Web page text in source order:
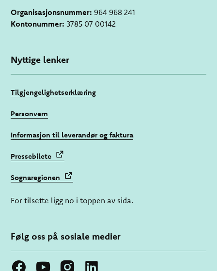
Organisasjonsnummer: 964 968 241
Kontonummer: 3785 07 00142
Nyttige lenker
Tilgjengelighetserklæring
Personvern
Informasjon til leverandør og faktura
Pressebilete
Sognaregionen
For tilsette ligg no i toppen av sida.
Følg oss på sosiale medier